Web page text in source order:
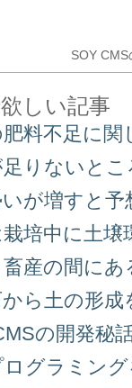
SOY
しい記事
料不足に
足りないとこ
が増すと
培中に土壌
産の間にあ
ら土の形成
の開発秘
グラミン